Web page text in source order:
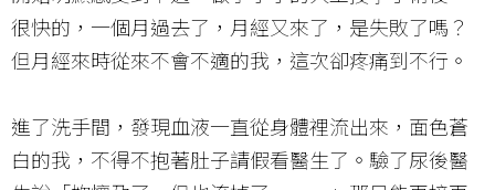
很快的，一個月過去了，月經又來了，是失敗了嗎？
但月經來時從來不會不適的我，這次卻疼痛到不行。
進了洗手間，發現血液一直從身體裡流出來，面色蒼
白的我，不得不抱著肚子請假看醫生了。驗了尿後醫